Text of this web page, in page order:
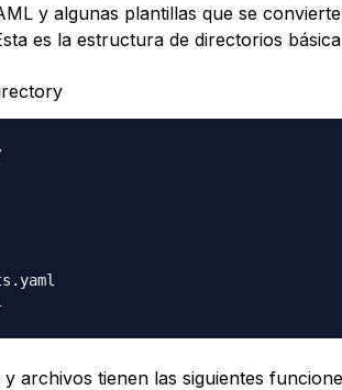
y algunas plantillas que se
es la estructura de directorios
archivos tienen las siguientes